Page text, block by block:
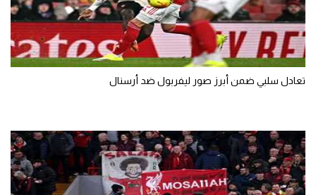
تعادل سلبي ضمن أبرز صور ليفربول ضد أرسنال